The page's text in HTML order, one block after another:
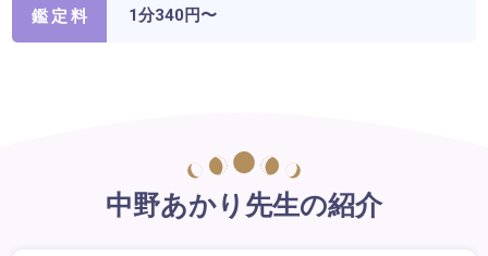
鑑 定 料 1分340円〜
中野あかり先生の紹介